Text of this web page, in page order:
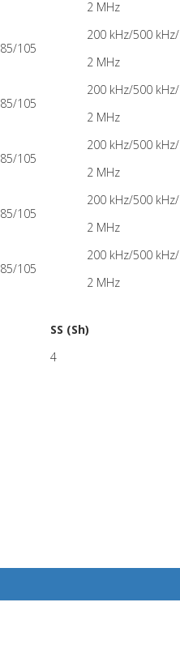
2 MHz
85/105
200 kHz/500 kHz/
2 MHz
85/105
200 kHz/500 kHz/
2 MHz
85/105
200 kHz/500 kHz/
2 MHz
85/105
200 kHz/500 kHz/
2 MHz
85/105
200 kHz/500 kHz/
2 MHz
SS (Sh)
4